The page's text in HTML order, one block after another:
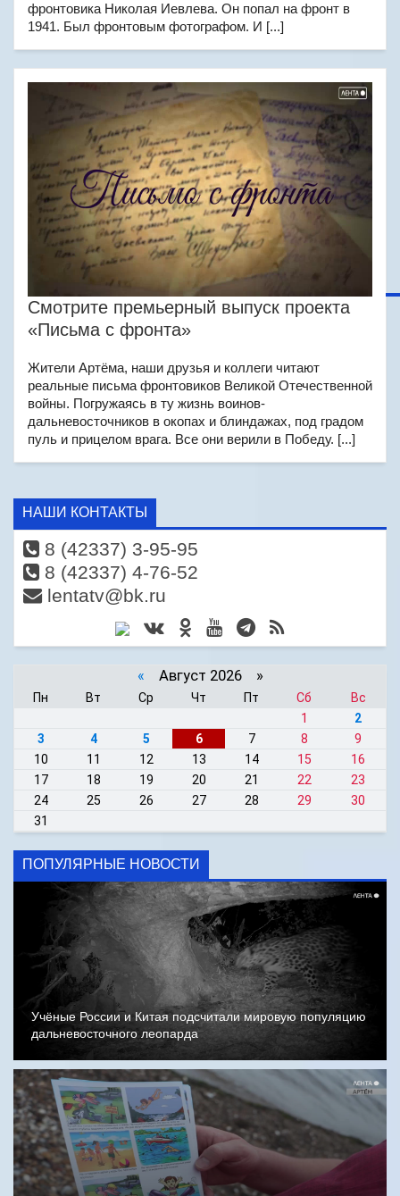
фронтовика Николая Иевлева. Он попал на фронт в
1941. Был фронтовым фотографом. И [...]
Смотрите премьерный выпуск проекта
«Письма с фронта»
Жители Артёма, наши друзья и коллеги читают
реальные письма фронтовиков Великой Отечественной
войны. Погружаясь в ту жизнь воинов-
дальневосточников в окопах и блиндажах, под градом
пуль и прицелом врага. Все они верили в Победу. [...]
НАШИ КОНТАКТЫ
8 (42337) 3-95-95
8 (42337) 4-76-52
lentatv@bk.ru
« Август 2026 »
Пн Вт Ср Чт Пт Сб
Вс
1
2
3
4 5 6 7 8
9
10
11 12 13 14 15
16
17
18 19 20 21 22
23
24
25 26 27 28 29
30
31
ПОПУЛЯРНЫЕ НОВОСТИ
Учёные России и Китая подсчитали мировую популяцию
дальневосточного леопарда